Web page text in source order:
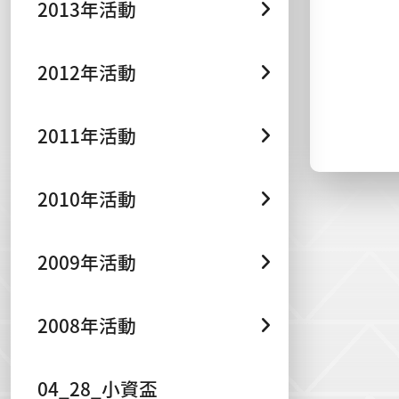
2013年活動
2012年活動
2011年活動
2010年活動
2009年活動
2008年活動
04_28_小資盃